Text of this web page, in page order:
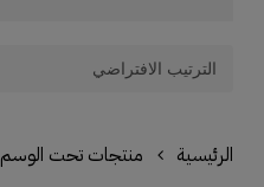
الرئيسية
منتجات تحت